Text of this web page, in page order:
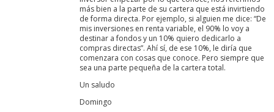
más bien a la parte de su cartera que está invirtiendo
de forma directa. Por ejemplo, si alguien me dice: “De
mis inversiones en renta variable, el 90% lo voy a
destinar a fondos y un 10% quiero dedicarlo a
compras directas”. Ahí sí, de ese 10%, le diría que
comenzara con cosas que conoce. Pero siempre que
sea una parte pequeña de la cartera total.
Un saludo
Domingo